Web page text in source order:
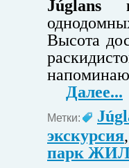
Júglans
Высота
Далее...
Метки:
экскурсия,
парк